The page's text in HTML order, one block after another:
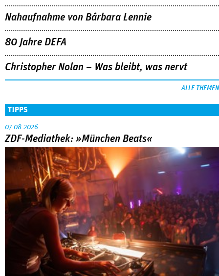
Nahaufnahme von Bárbara Lennie
80 Jahre DEFA
Christopher Nolan – Was bleibt, was nervt
ALLE THEMEN
TIPPS
07.08.2026
ZDF-Mediathek: »München Beats«